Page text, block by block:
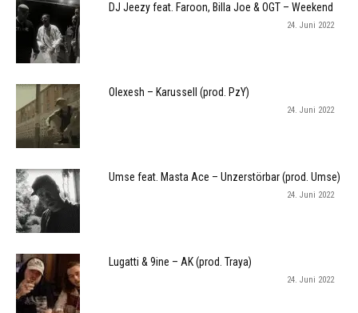
DJ Jeezy feat. Faroon, Billa Joe & OGT – Weekend
24. Juni 2022
Olexesh – Karussell (prod. PzY)
24. Juni 2022
Umse feat. Masta Ace – Unzerstörbar (prod. Umse)
24. Juni 2022
Lugatti & 9ine – AK (prod. Traya)
24. Juni 2022